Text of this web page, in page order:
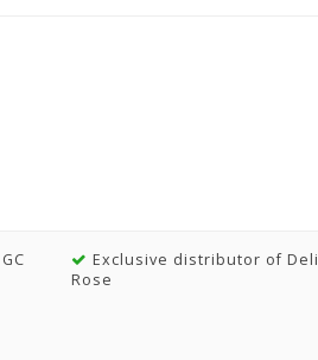
Exclusive distributor of
Rose